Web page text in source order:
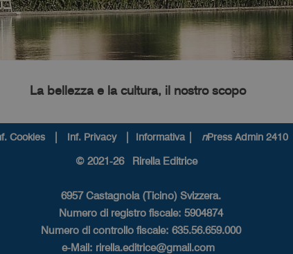
La bellezza e la cultura, il nostro scopo
Cookies | Inf. Privacy| Informativa | nPress Admin 2410
© 2021-26 Rirella Editrice
6957 Castagnola (Ticino) Svizzera.
Numero di registro fiscale: 5904874
Numero di controllo fiscale: 635.56.659.000
e-Mail: rirella.editrice@gmail.com